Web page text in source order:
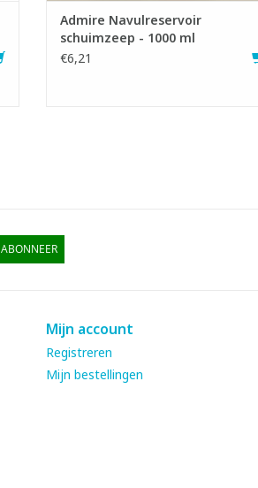
Admire Navulreservoir
schuimzeep - 1000 ml
€6,21
ABONNEER
Mijn account
Registreren
Mijn bestellingen